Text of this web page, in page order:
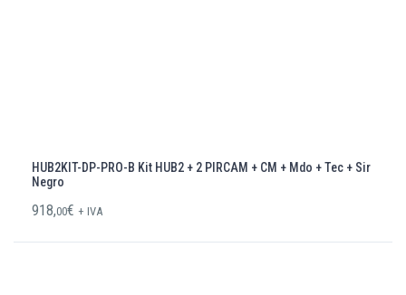
HUB2KIT-DP-PRO-B Kit HUB2 + 2 PIRCAM + CM + Mdo + Tec + Sir
Negro
918,00€ + IVA